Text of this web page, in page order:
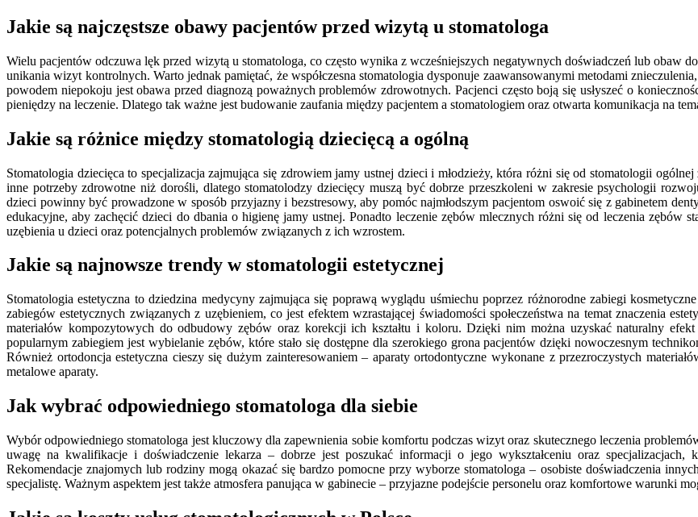
Jakie są najczęstsze obawy pacjentów przed wizytą u stomatologa
Wielu pacjentów odczuwa lęk przed wizytą u stomatologa, co często wynika z wcześniejszych negatywnych doświadczeń lub obaw
unikania wizyt kontrolnych. Warto jednak pamiętać, że współczesna stomatologia dysponuje zaawansowanymi metodami
powodem niepokoju jest obawa przed diagnozą poważnych problemów zdrowotnych. Pacjenci często boją się usłyszeć o
pieniędzy na leczenie. Dlatego tak ważne jest budowanie zaufania między pacjentem a stomatologiem oraz otwarta komunikacja na
Jakie są różnice między stomatologią dziecięcą a ogólną
Stomatologia dziecięca to specjalizacja zajmująca się zdrowiem jamy ustnej dzieci i młodzieży, która różni się od stomatologii
inne potrzeby zdrowotne niż dorośli, dlatego stomatolodzy dziecięcy muszą być dobrze przeszkoleni w zakresie psychologii
dzieci powinny być prowadzone w sposób przyjazny i bezstresowy, aby pomóc najmłodszym pacjentom oswoić się z gabinetem
edukacyjne, aby zachęcić dzieci do dbania o higienę jamy ustnej. Ponadto leczenie zębów mlecznych różni się od leczenia zębów
uzębienia u dzieci oraz potencjalnych problemów związanych z ich wzrostem.
Jakie są najnowsze trendy w stomatologii estetycznej
Stomatologia estetyczna to dziedzina medycyny zajmująca się poprawą wyglądu uśmiechu poprzez różnorodne zabiegi
zabiegów estetycznych związanych z uzębieniem, co jest efektem wzrastającej świadomości społeczeństwa na temat znaczenia
materiałów kompozytowych do odbudowy zębów oraz korekcji ich kształtu i koloru. Dzięki nim można uzyskać naturalny
popularnym zabiegiem jest wybielanie zębów, które stało się dostępne dla szerokiego grona pacjentów dzięki nowoczesnym
Również ortodoncja estetyczna cieszy się dużym zainteresowaniem – aparaty ortodontyczne wykonane z przezroczystych
metalowe aparaty.
Jak wybrać odpowiedniego stomatologa dla siebie
Wybór odpowiedniego stomatologa jest kluczowy dla zapewnienia sobie komfortu podczas wizyt oraz skutecznego leczenia
uwagę na kwalifikacje i doświadczenie lekarza – dobrze jest poszukać informacji o jego wykształceniu oraz
Rekomendacje znajomych lub rodziny mogą okazać się bardzo pomocne przy wyborze stomatologa – osobiste doświadczenia
specjalistę. Ważnym aspektem jest także atmosfera panująca w gabinecie – przyjazne podejście personelu oraz komfortowe warunki